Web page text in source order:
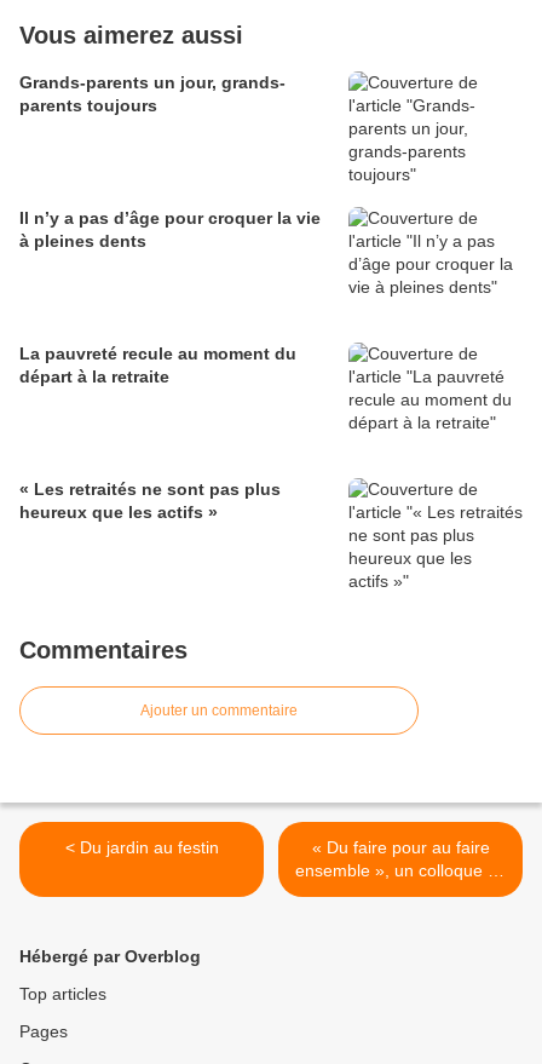
Vous aimerez aussi
Grands-parents un jour, grands-
parents toujours
Il n’y a pas d’âge pour croquer la vie
à pleines dents
La pauvreté recule au moment du
départ à la retraite
« Les retraités ne sont pas plus
heureux que les actifs »
Commentaires
Ajouter un commentaire
< Du jardin au festin
« Du faire pour au faire
ensemble », un colloque de
France Bénévolat >
Hébergé par Overblog
Top articles
Pages